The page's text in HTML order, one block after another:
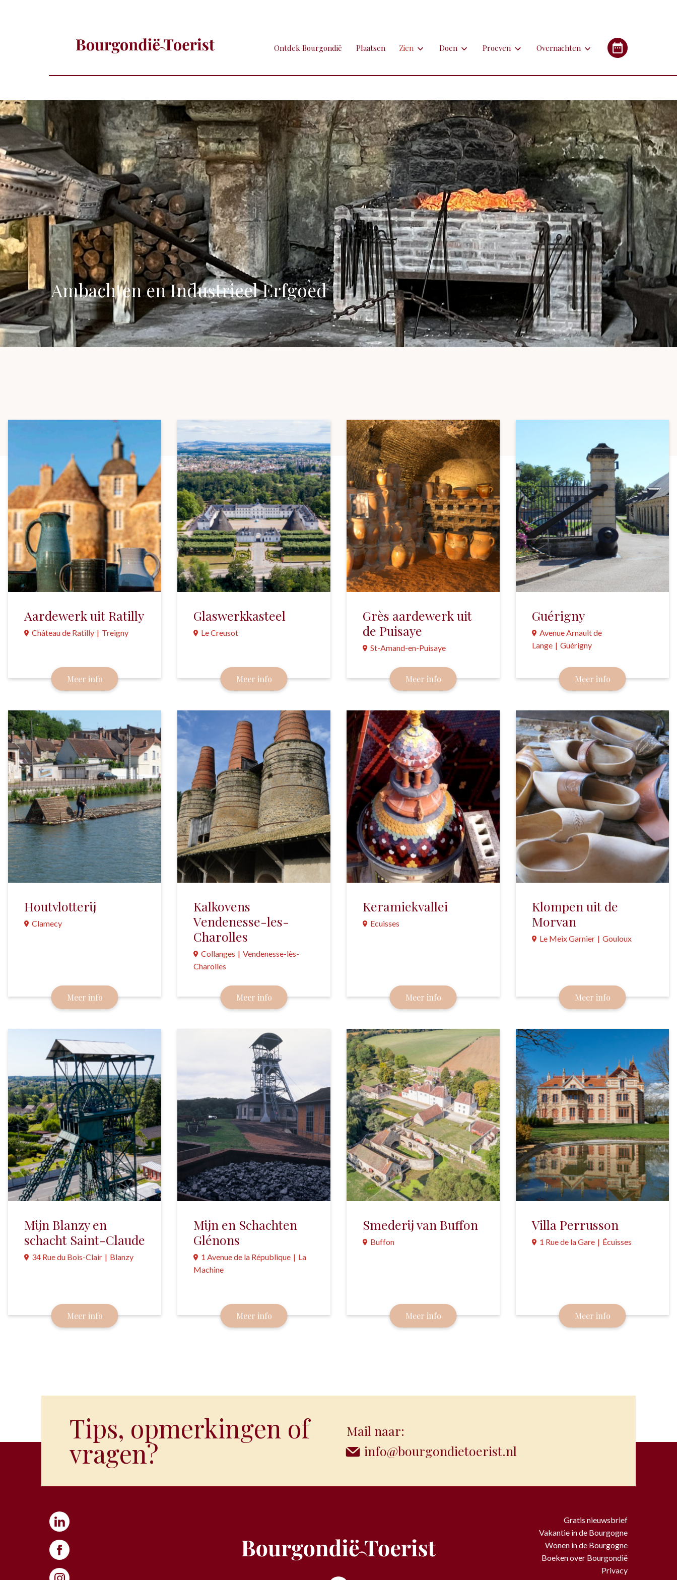
Ontdek Bourgondië Plaatsen Zien
Brocante
Grotten
Hospitaals en apotheken
Kastelen en gebouwen
Kunst
Markten
Musea
Natuur(parken)
Opgravingen en resten
Pretparken en dierentuinen
Religieus en spiritueel erfgoed
Tuinen en Parken
Doen
Golfen
Klimmen
Nederlandstalige rondleiding of excursie
Spoorfiets of (weg)treintje nemen
Toeren met de auto
Uitstapjes met dieren
Voetsporen volgen
Wandelen
Zwemmen
Proeven
Kazen
Lekkernijen
Restaurants
Streekgerechten
Streekproducten
Wijnen
Overnachten
Chambres d'hôtes (B&B's)
Hotels
Gîtes (vakantiehuizen)
Ambachten en Industrieel Erfgoed
Aardewerk uit Ratilly
Château de Ratilly | Treigny
plus een verzameling grès
aardewerk uit de Puisaye vanaf de
17e eeuw tot nu.
Meer info
Glaswerkkasteel
Le Creusot
kristalfabriek van de Franse
koningin Marie-Antoinette die
later werd omgebouwd tot kasteel.
Meer info
Grès aardewerk uit
de Puisaye
St-Amand-en-Puisaye
De zandsteen houdende klei uit
deze omgeving is geschikt voor de
fabricage van volledig waterdicht
Meer info
Guérigny
Avenue Arnault de
Lange | Guérigny
Een geschiedenis die nauw is
verweven met de metaalindustrie.
Dit was het hoofdkwartier van de
Meer info
Houtvlotterij
Clamecy
Meer info
Kalkovens
Vendenesse-les-
Charolles
Collanges | Vendenesse-lès-
Charolles
De enige kalkovens in de Saône et
Loire die bewaard zijn gebleven.
Meer info
Keramiekvallei
Ecuisses
Meer info
Klompen uit de
Morvan
Le Meix Garnier | Gouloux
ingericht. Uiteraard zijn er ook
klompen te koop.Meer info
Mijn Blanzy en
schacht Saint-Claude
34 Rue du Bois-Clair | Blanzy
mijnwerkers vertellen hun verhaal
in het museum.Meer info
Mijn en Schachten
Glénons
1 Avenue de la République | La
Machine
Glénons werd tot 1974 steenkool
gewonnen. Nu is er een museum
ingericht.
Meer info
Smederij van Buffon
Buffon
Meer info
Villa Perrusson
1 Rue de la Gare | Écuisses
Meer info
Tips, opmerkingen of
vragen?
Mail naar:
info@bourgondietoerist.nl
Gratis nieuwsbrief
Vakantie in de Bourgogne
Wonen in de Bourgogne
Boeken over Bourgondië
Privacy